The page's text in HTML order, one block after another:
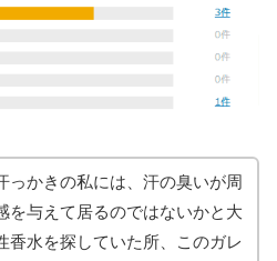
っかきの私には、汗の臭いが周
を与えて居るのではないかと大
香水を探していた所、このガレ